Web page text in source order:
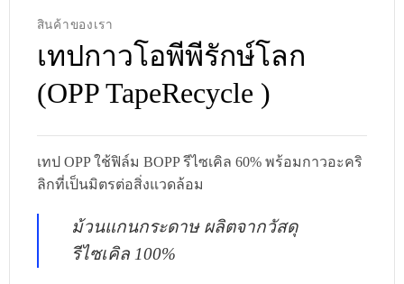
สินค้าของเรา
เทปกาวโอพีพีรักษ์โลก
(OPP TapeRecycle )
เทป OPP ใช้ฟิล์ม BOPP รีไซเคิล 60% พร้อมกาวอะคริ
ลิกที่เป็นมิตรต่อสิ่งแวดล้อม
ม้วนแกนกระดาษ ผลิตจากวัสดุ
รีไซเคิล 100%